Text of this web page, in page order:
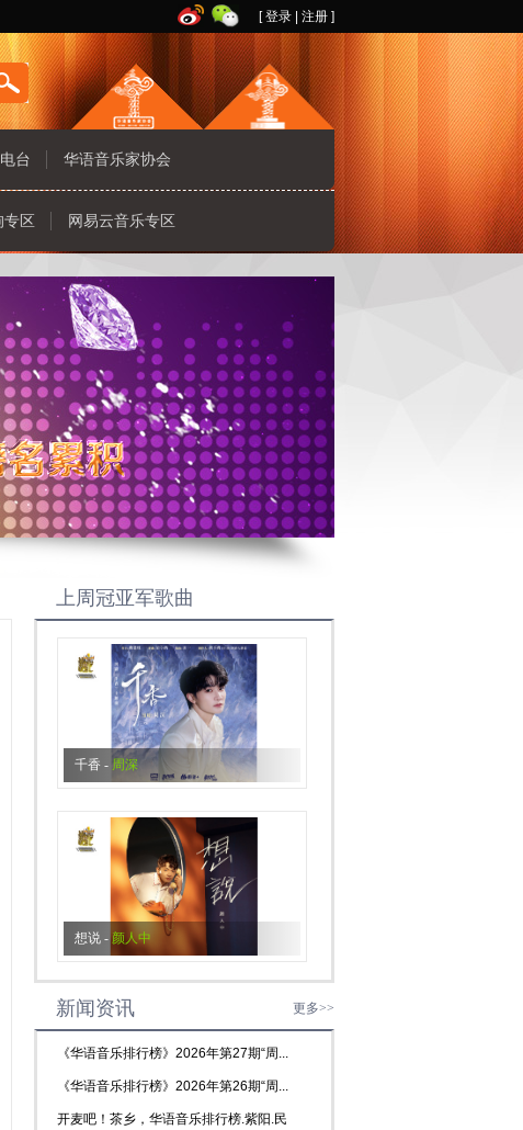
[登录 注册 ]
台 华语音乐家协会
专区 网易云音乐专区
上周冠亚军歌曲
千香 - 周深
想说 - 颜人中
新闻资讯 更多>>
《华语音乐排行榜》2026年第27期“周...
《华语音乐排行榜》2026年第26期“周...
开麦吧！茶乡，华语音乐排行榜.紫阳.民